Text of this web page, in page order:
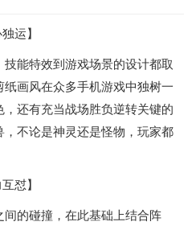
运】
技能特效到游戏场景的设计都取
画风在众多手机游戏中独树一
还有充当战场胜负逆转关键的
不论是神灵还是怪物，玩家都
怼】
的碰撞，在此基础上结合阵